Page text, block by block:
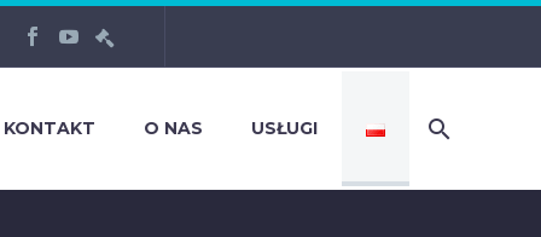
KONTAKT O NAS USŁUGI